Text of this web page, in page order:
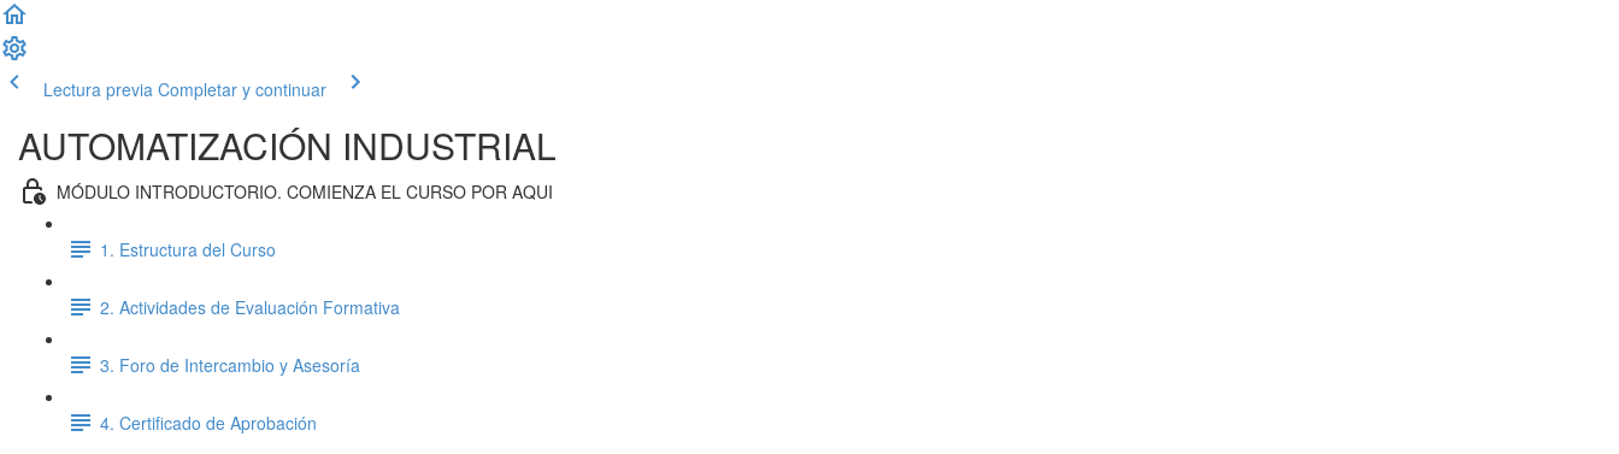
Lectura previa Completar y continuar
AUTOMATIZACIÓN INDUSTRIAL
MÓDULO INTRODUCTORIO. COMIENZA EL CURSO POR AQUI
1. Estructura del Curso
2. Actividades de Evaluación Formativa
3. Foro de Intercambio y Asesoría
4. Certificado de Aprobación